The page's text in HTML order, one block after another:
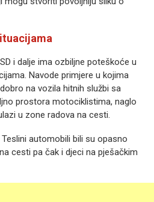
i dalje ima ozbiljne poteškoće u
Navode primjere u kojima
na vozila hitnih službi sa
prostora motociklistima, naglo
u zone radova na cesti.
automobili bili su opasno
cesti pa čak i djeci na pješačkim